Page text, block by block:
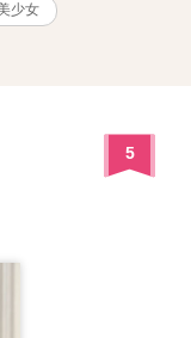
少女
5